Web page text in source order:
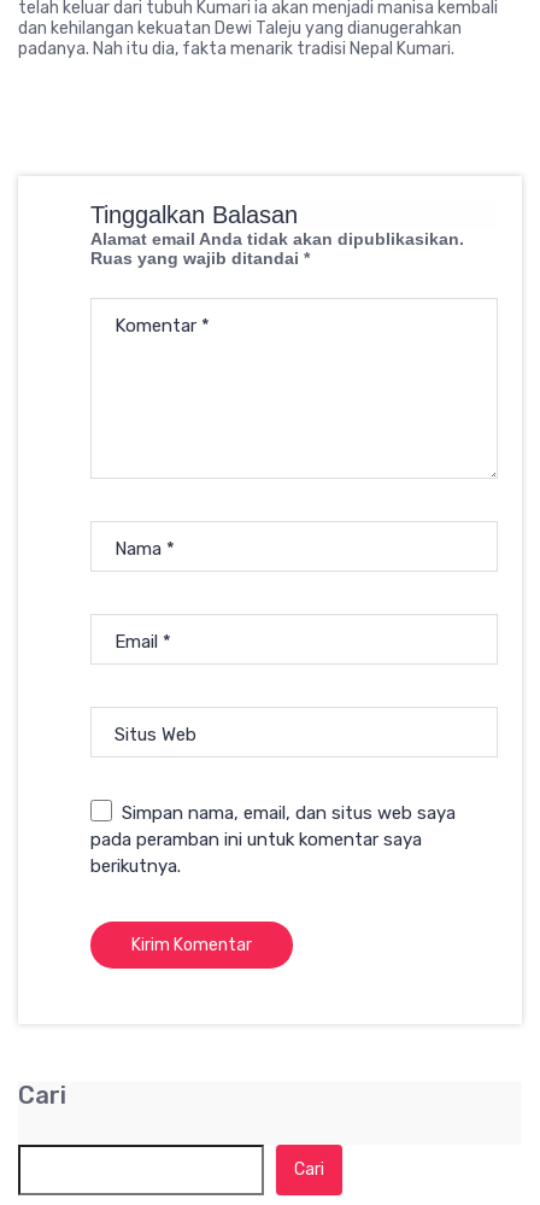
telah keluar dari tubuh Kumari ia akan menjadi manisa kembali
dan kehilangan kekuatan Dewi Taleju yang dianugerahkan
padanya. Nah itu dia, fakta menarik tradisi Nepal Kumari.
Tinggalkan Balasan
Alamat email Anda tidak akan dipublikasikan.
Ruas yang wajib ditandai *
Komentar *
Nama *
Email *
Situs Web
Simpan nama, email, dan situs web saya
pada peramban ini untuk komentar saya
berikutnya.
Cari
Cari